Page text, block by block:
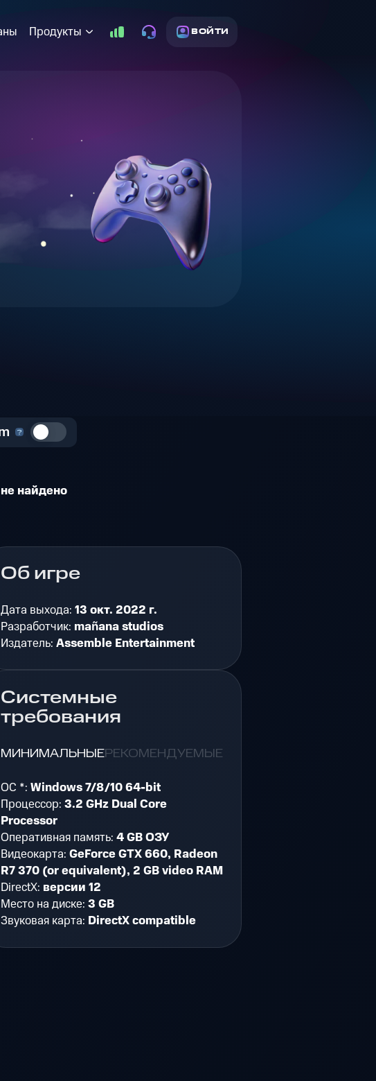
Продукты ВОЙТИ
найдено
Об игре
Дата выхода:13 окт. 2022 г.
Разработчик: mañana studios
Издатель:Assemble Entertainment
Системные
требования
МИНИМАЛЬНЫЕРЕКОМЕНДУЕМЫЕ
ОС *:Windows 7/8/10 64-bit
Процессор:3.2 GHz Dual Core
Processor
Оперативная память:4 GB ОЗУ
Видеокарта:GeForce GTX 660, Radeon
R7 370 (or equivalent), 2 GB video RAM
DirectX: версии 12
Место на диске:3 GB
Звуковая карта: DirectX compatible